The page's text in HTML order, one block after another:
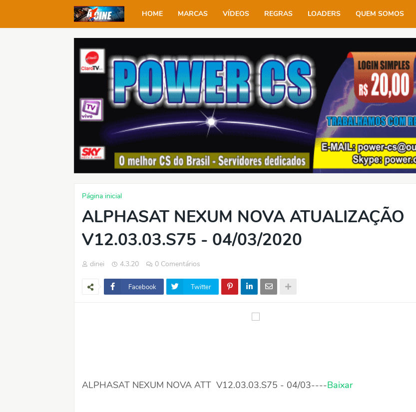
HOME MARCAS VÍDEOS REGRAS LOADERS QUEM SOMOS
Página inicial
ALPHASAT NEXUM NOVA ATUALIZAÇÃO
V12.03.03.S75 - 04/03/2020
dinei 4.3.20 0 Comentários
Facebook Twitter
ALPHASAT NEXUM NOVA ATT V12.03.03.S75 - 04/03----Baixar